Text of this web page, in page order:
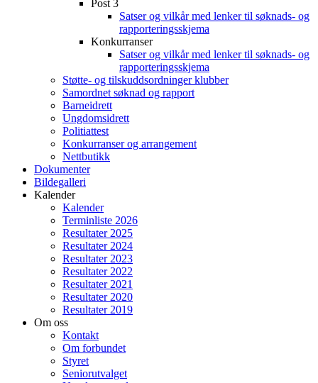
Post 3
Satser og vilkår med lenker til søknads- og
rapporteringsskjema
Konkurranser
Satser og vilkår med lenker til søknads- og
rapporteringsskjema
Støtte- og tilskuddsordninger klubber
Samordnet søknad og rapport
Barneidrett
Ungdomsidrett
Politiattest
Konkurranser og arrangement
Nettbutikk
Dokumenter
Bildegalleri
Kalender
Kalender
Terminliste 2026
Resultater 2025
Resultater 2024
Resultater 2023
Resultater 2022
Resultater 2021
Resultater 2020
Resultater 2019
Om oss
Kontakt
Om forbundet
Styret
Seniorutvalget